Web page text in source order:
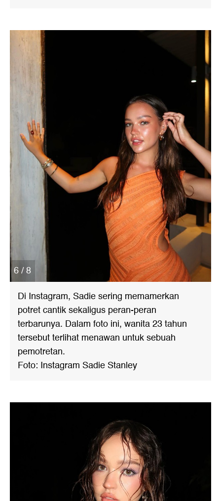
6 / 8
Di Instagram, Sadie sering memamerkan
potret cantik sekaligus peran-peran
terbarunya. Dalam foto ini, wanita 23 tahun
tersebut terlihat menawan untuk sebuah
pemotretan.
Foto: Instagram Sadie Stanley